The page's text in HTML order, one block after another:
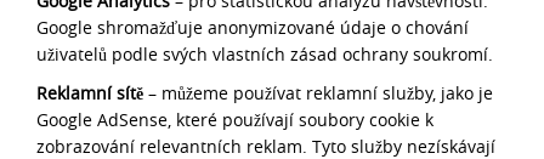
Google shromažďuje anonymizované údaje o chování
uživatelů podle svých vlastních zásad ochrany soukromí.
Reklamní sítě – můžeme používat reklamní služby, jako je
Google AdSense, které používají soubory cookie k
zobrazování relevantních reklam. Tyto služby nezískávají